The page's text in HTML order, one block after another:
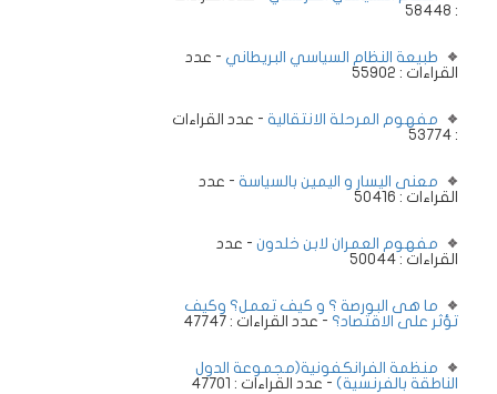
: 58448
طبيعة النظام السياسي البريطاني - عدد
القراءات : 55902
مفهوم المرحلة الانتقالية - عدد القراءات
: 53774
معنى اليسار و اليمين بالسياسة - عدد
القراءات : 50416
مفهوم العمران لابن خلدون - عدد
القراءات : 50044
ما هى البورصة ؟ و كيف تعمل؟ وكيف
تؤثر على الاقتصاد؟ - عدد القراءات : 47747
منظمة الفرانكفونية(مجموعة الدول
الناطقة بالفرنسية) - عدد القراءات : 47701